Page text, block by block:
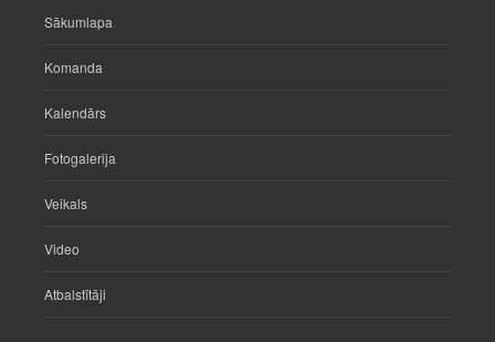
Sākumlapa
Komanda
Kalendārs
Fotogalerija
Veikals
Video
Atbalstītāji